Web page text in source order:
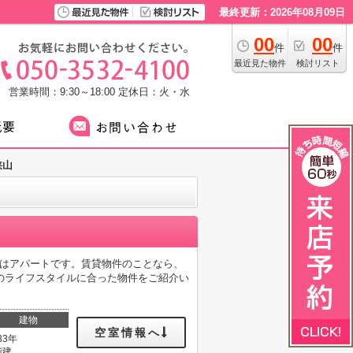
最終更新：2026年08月09日
00件
最近見た物件
00件
検討リスト
営業時間：9:30～18:00 定休日：火・水
パートです。賃貸物件のことなら、
イフスタイルに合った物件をご紹介い
建物
年
空室情報へ